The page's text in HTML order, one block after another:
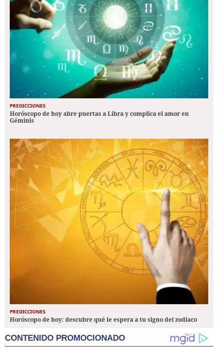
PREDICCIONES
Horóscopo de hoy abre puertas a Libra y complica el amor en
Géminis
PREDICCIONES
Horóscopo de hoy: descubre qué le espera a tu signo del zodiaco
CONTENIDO PROMOCIONADO